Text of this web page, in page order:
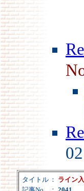
タイトル ： ライン